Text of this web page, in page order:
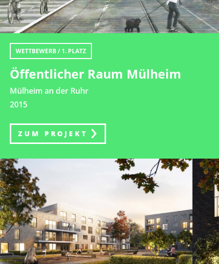
WETTBEWERB / 1. PLATZ
Öffentlicher Raum Mülheim
Mülheim an der Ruhr
2015
ZUM PROJEKT